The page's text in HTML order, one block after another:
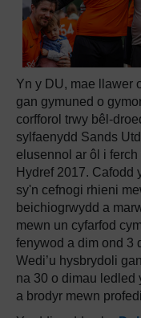
Yn y DU, mae llawer
gan gymuned o
corfforol trwy bêl-
sylfaenydd Sands
elusennol ar ôl i
Hydref 2017. Cafodd
sy'n cefnogi rhieni
beichiogrwydd a
mewn un cyfarfod
fenywod a dim ond 3
Wedi’u hysbrydoli
na 30 o dimau ledled
a brodyr mewn